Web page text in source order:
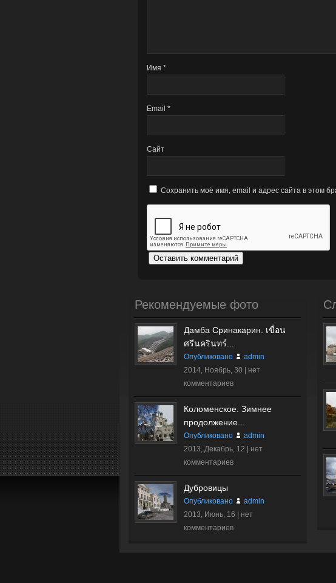
Имя *
Email *
Сайт
Сохранить моё имя, email и адрес сайта в этом
Рекомендуемые фото
Дамба Сринакарин. เขื่อน
ศรีนครินทร์...
Опубликовано
admin
2014, Ноябрь, 30 | нет
комментариев
Коломенское. Зимнее
продолжение...
Опубликовано
admin
2013, Декабрь, 12 | нет
комментариев
Дубровицы
Опубликовано
admin
2013, Июнь, 16 | нет
комментариев